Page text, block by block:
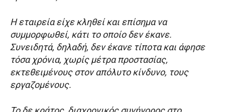
Η εταιρεία είχε κληθεί και επίσημα να
συμμορφωθεί, κάτι το οποίο δεν έκανε.
Συνειδητά, δηλαδή, δεν έκανε τίποτα και άφησε
τόσα χρόνια, χωρίς μέτρα προστασίας,
εκτεθειμένους στον απόλυτο κίνδυνο, τους
εργαζομένους.